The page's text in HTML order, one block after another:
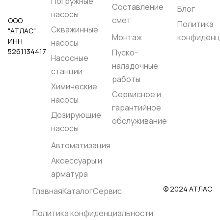
Темпер. окружающей
среды::
+40 °C
Температура
жидкости, °C::до +40
Максимальное
рабочее давление,
Нержавеющая сталь
Рабочее колесо::
EN 1.4301 (AISI 304)
Нержавеющая сталь
Родина бренда::
производства::
ООО
"АТЛАС"
ИНН
5261134417
насосы
Скважинные
насосы
Насосные
станции
Химические
насосы
Дозирующие
насосы
Автоматизация
Аксессуары и
арматура
Составление
смет
Монтаж
Пуско-
наладочные
работы
Сервисное и
гарантийное
обслуживание
Блог
Политика
ГлавнаяКаталогСервис
Политика конфиденциальности
© 2024 АТЛАС